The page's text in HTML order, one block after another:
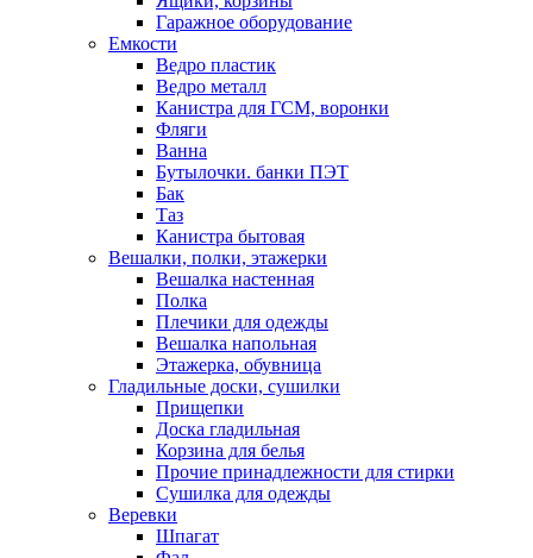
Гаражное оборудование
Емкости
Ведро пластик
Ведро металл
Канистра для ГСМ, воронки
Фляги
Ванна
Бутылочки. банки ПЭТ
Бак
Таз
Канистра бытовая
Вешалки, полки, этажерки
Вешалка настенная
Полка
Плечики для одежды
Вешалка напольная
Этажерка, обувница
Гладильные доски, сушилки
Прищепки
Доска гладильная
Корзина для белья
Прочие принадлежности для стирки
Сушилка для одежды
Веревки
Шпагат